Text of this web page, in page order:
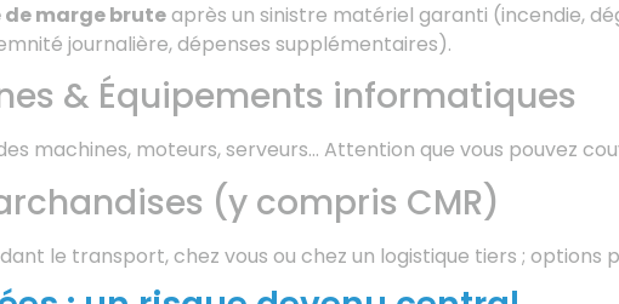
de marge bruteaprès un sinistre matériel garanti (incendie,
journalière, dépenses supplémentaires).
& Équipements informatiques
machines, moteurs, serveurs… Attention que vous pouvez
(y compris CMR)
le transport, chez vous ou chez un logistique tiers ; options